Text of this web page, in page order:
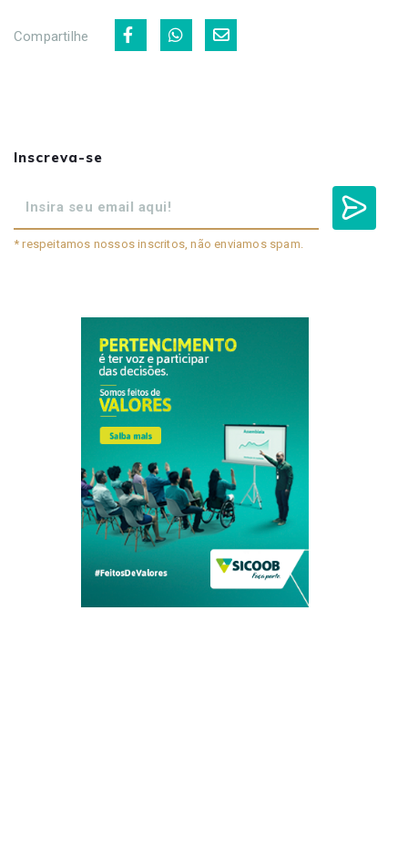
Compartilhe
Inscreva-se
* respeitamos nossos inscritos, não enviamos spam.